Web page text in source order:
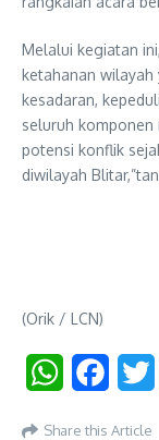
Melalui kegiatan
ketahanan
kesadaran,
seluruh komponen
potensi konflik
diwilayah
(Orik / LCN)
WhatsApp
Share this Article